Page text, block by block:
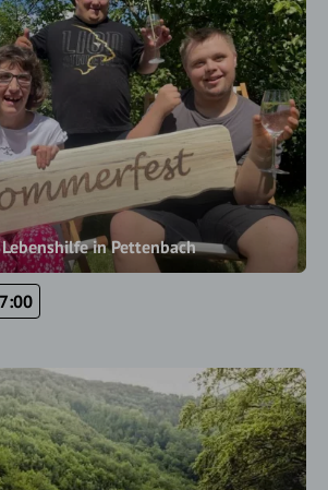
in Pettenbach